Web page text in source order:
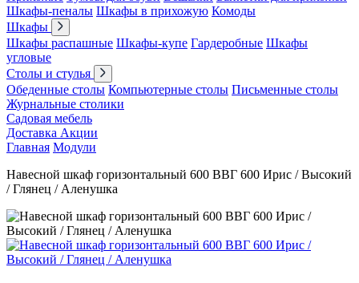
Шкафы-пеналы Шкафы в прихожую Комоды
Шкафы
Шкафы распашные Шкафы-купе Гардеробные Шкафы
угловые
Столы и стулья
Обеденные столы Компьютерные столы Письменные столы
Журнальные столики
Садовая мебель
Доставка Акции
Главная Модули
Навесной шкаф горизонтальный 600 ВВГ 600 Ирис / Высокий
/ Глянец / Аленушка